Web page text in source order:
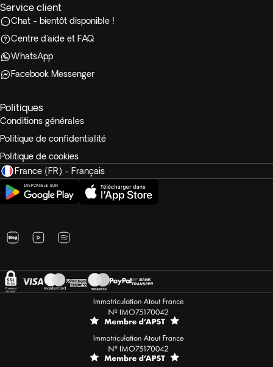
Service client
Chat - bientôt disponible !
Centre d'aide et FAQ
WhatsApp
Facebook Messenger
Politiques
Conditions générales
Politique de confidentialité
Politique de cookies
France (FR) - Français